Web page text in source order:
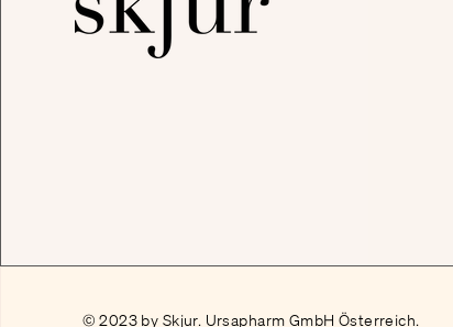
© 2023 by Skjur. Ursapharm GmbH Österreich.